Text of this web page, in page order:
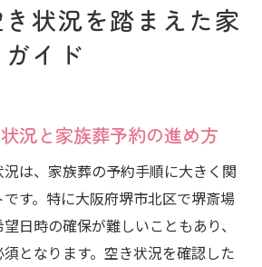
状況を踏まえた家
イド
況と家族葬予約の進め方
は、家族葬の予約手順に大きく関
す。特に大阪府堺市北区で堺斎場
日時の確保が難しいこともあり、
となります。空き状況を確認した